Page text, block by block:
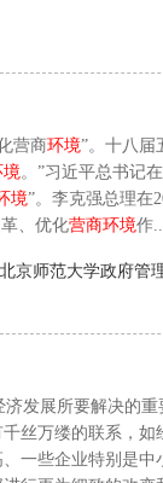
营商环境”。十八届
境。”习近平总书记
境”。李克强总理在
、优化营商环境作
北京师范大学政府管
济发展所要解决的
丝万缕的联系，
一些企业特别是